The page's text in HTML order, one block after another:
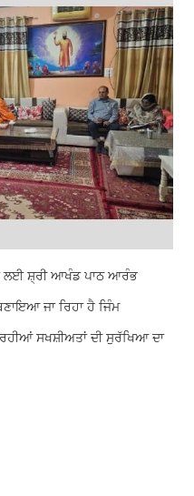
ਲਈ ਸ਼੍ਰੀ ਆਖੰਡ ਪਾਠ ਆਰੰਭ
ਜਾ ਰਿਹਾ ਹੈ ਜਿੰਮ
ਸਖਸ਼ੀਅਤਾਂ ਦੀ ਸੁਰੱਖਿਆ ਦਾ